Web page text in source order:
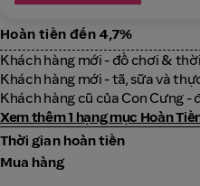
Hoàn tiền đến 4,7%
Khách hàng mới - đồ chơi &
Khách hàng mới - tã, sữa và
Khách hàng cũ của Con Cưng
Xem thêm 1 hạng mục Hoàn
Thời gian hoàn tiền
Mua hàng